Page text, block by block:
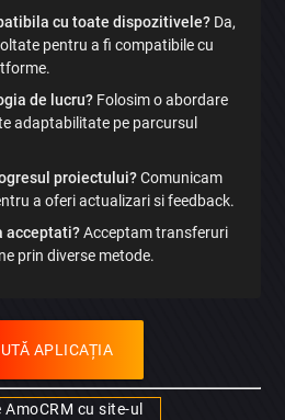
cu toate dispozitivele? Da,
pentru a fi compatibile cu
de lucru? Folosim o abordare
adaptabilitate pe parcursul
proiectului?Comunicam
a oferi actualizari si feedback.
acceptati?Acceptam transferuri
prin diverse metode.
APLICAȚIA
cu site-ul